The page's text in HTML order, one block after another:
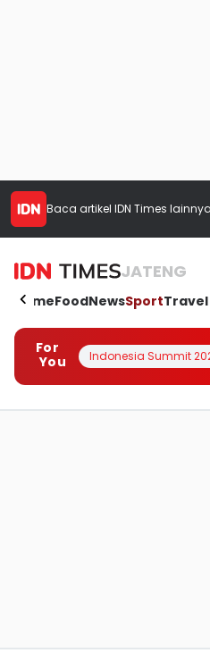
Baca artikel IDN Times
JATENG
HomeFoodNewsSportTravel
For
You
Indonesia Summit